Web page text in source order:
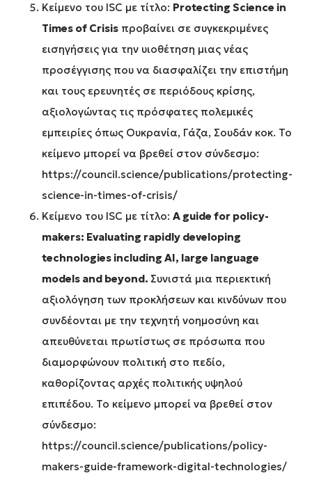
Κείμενο του ISC με τίτλο: Protecting Science in
Times of Crisis προβαίνει σε συγκεκριμένες
εισηγήσεις για την υιοθέτηση μιας νέας
προσέγγισης που να διασφαλίζει την επιστήμη
και τους ερευνητές σε περιόδους κρίσης,
αξιολογώντας τις πρόσφατες πολεμικές
εμπειρίες όπως Ουκρανία, Γάζα, Σουδάν κοκ. Το
κείμενο μπορεί να βρεθεί στον σύνδεσμο:
https://council.science/publications/protecting-
science-in-times-of-crisis/
Κείμενο του ISC με τίτλο: A guide for policy-
makers: Evaluating rapidly developing
technologies including AI, large language
models and beyond. Συνιστά μια περιεκτική
αξιολόγηση των προκλήσεων και κινδύνων που
συνδέονται με την τεχνητή νοημοσύνη και
απευθύνεται πρωτίστως σε πρόσωπα που
διαμορφώνουν πολιτική στο πεδίο,
καθορίζοντας αρχές πολιτικής υψηλού
επιπέδου. Το κείμενο μπορεί να βρεθεί στον
σύνδεσμο:
https://council.science/publications/policy-
makers-guide-framework-digital-technologies/